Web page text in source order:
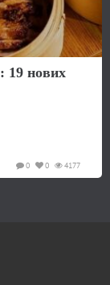
19 нових
4177
0
0